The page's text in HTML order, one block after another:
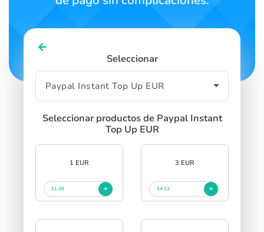
Seleccionar
Seleccionar productos de Paypal Instant
Top Up EUR
1 EUR
$1.38
3 EUR
$4.13